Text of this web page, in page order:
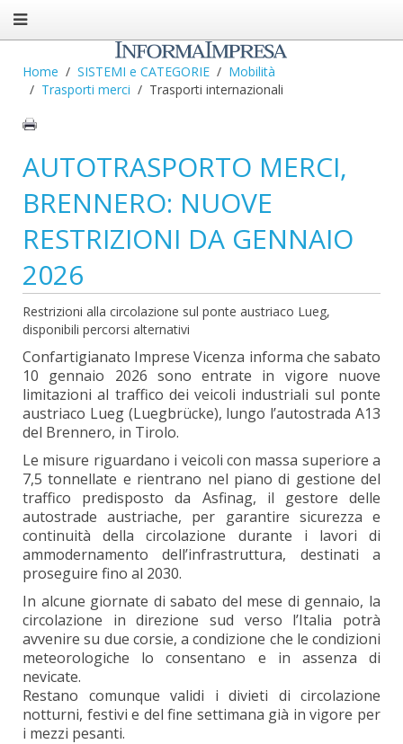
Home SISTEMI e CATEGORIE
Mobilità
Trasporti merci
Trasporti internazionali
AUTOTRASPORTO MERCI,
BRENNERO: NUOVE
RESTRIZIONI DA GENNAIO
2026
Restrizioni alla circolazione sul ponte austriaco Lueg,
disponibili percorsi alternativi
Confartigianato Imprese Vicenza informa che sabato
10 gennaio 2026 sono entrate in vigore nuove
limitazioni al traffico dei veicoli industriali sul ponte
austriaco Lueg (Luegbrücke), lungo l’autostrada A13
del Brennero, in Tirolo.
Le misure riguardano i veicoli con massa superiore a
7,5 tonnellate e rientrano nel piano di gestione del
traffico predisposto da Asfinag, il gestore delle
autostrade austriache, per garantire sicurezza e
continuità della circolazione durante i lavori di
ammodernamento dell’infrastruttura, destinati a
proseguire fino al 2030.
In alcune giornate di sabato del mese di gennaio, la
circolazione in direzione sud verso l’Italia potrà
avvenire su due corsie, a condizione che le condizioni
meteorologiche lo consentano e in assenza di
nevicate.
Restano comunque validi i divieti di circolazione
notturni, festivi e del fine settimana già in vigore per
i mezzi pesanti.